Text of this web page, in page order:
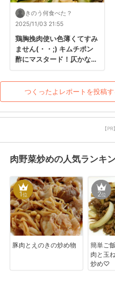
きのう何食べた？
2025/11/03 21:55
鶏胸挽肉使い色薄くてすみ
ません(・・;) キムチポン
酢にマスタード！仄かな香
☆1袋だけどもやし好き父
ほぼたいらげました∑(ﾟ
Дﾟ)
つくったよレポートを投稿す
【PR】
肉野菜炒めの人気ランキ
1位
豚肉とえのきの炒め物
2位
簡単ご
肉と玉
炒め♡